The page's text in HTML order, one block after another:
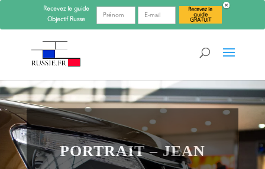
PORTRAIT – JEAN
Recevez le guide
ObjectifRusse
Recevez le
guide
GRATUIT